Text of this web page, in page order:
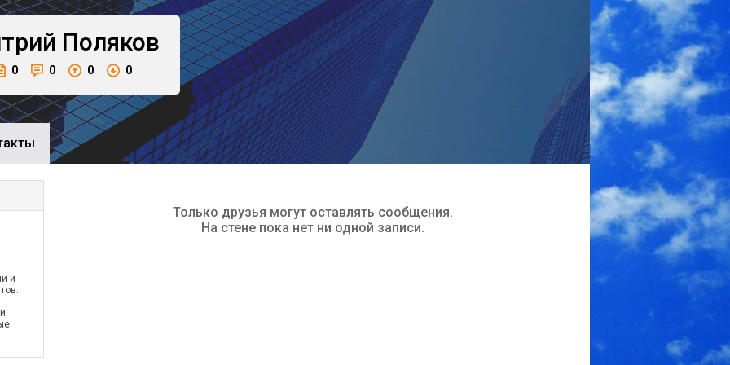
Поляков
0 0 0 0
и
Только друзья могут оставлять сообщения.
На стене пока нет ни одной записи.